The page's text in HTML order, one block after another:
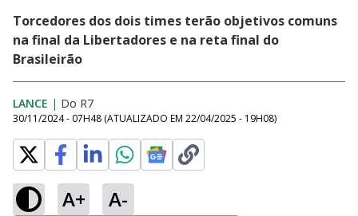
Torcedores dos dois times terão objetivos comuns
na final da Libertadores e na reta final do
Brasileirão
LANCE | Do R7
30/11/2024 - 07H48 (ATUALIZADO EM 22/04/2025 - 19H08)
A+ A-